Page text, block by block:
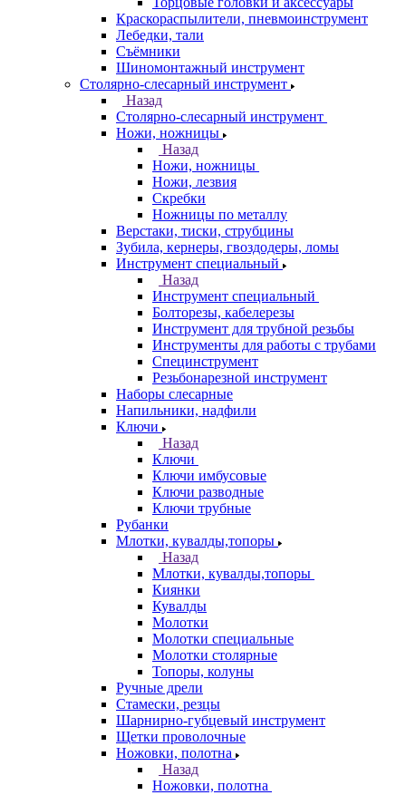
Краскораспылители, пневмоинструмент
Лебедки, тали
Съёмники
Шиномонтажный инструмент
Столярно-слесарный инструмент
Назад
Столярно-слесарный инструмент
Ножи, ножницы
Назад
Ножи, ножницы
Ножи, лезвия
Скребки
Ножницы по металлу
Верстаки, тиски, струбцины
Зубила, кернеры, гвоздодеры, ломы
Инструмент специальный
Назад
Инструмент специальный
Болторезы, кабелерезы
Инструмент для трубной резьбы
Инструменты для работы с трубами
Специнструмент
Резьбонарезной инструмент
Наборы слесарные
Напильники, надфили
Ключи
Назад
Ключи
Ключи имбусовые
Ключи разводные
Ключи трубные
Рубанки
Млотки, кувалды,топоры
Назад
Млотки, кувалды,топоры
Киянки
Кувалды
Молотки
Молотки специальные
Молотки столярные
Топоры, колуны
Ручные дрели
Стамески, резцы
Шарнирно-губцевый инструмент
Щетки проволочные
Ножовки, полотна
Назад
Ножовки, полотна